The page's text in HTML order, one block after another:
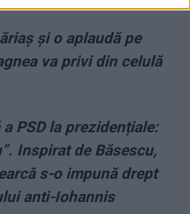
și o aplaudă pe
va privi din celulă
a PSD la prezidențiale:
Inspirat de Băsescu,
s-o impună drept
anti-Iohannis